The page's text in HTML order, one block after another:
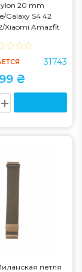
20 mm
Galaxy S4 42
Xiaomi Amazfit
31743
99 ₴
петля